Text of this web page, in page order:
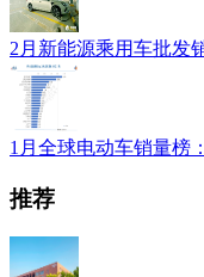
2月新能源乘用车批发
1月全球电动车销量榜
推荐